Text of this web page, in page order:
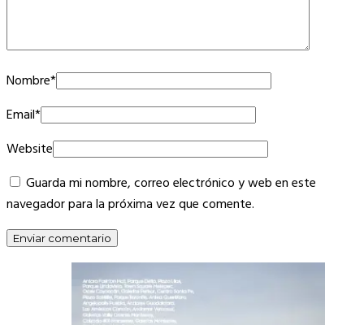
Nombre*
Email*
Website
Guarda mi nombre, correo electrónico y web en este
navegador para la próxima vez que comente.